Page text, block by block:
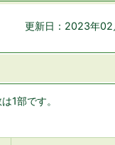
更新日：2023年02
1部です。